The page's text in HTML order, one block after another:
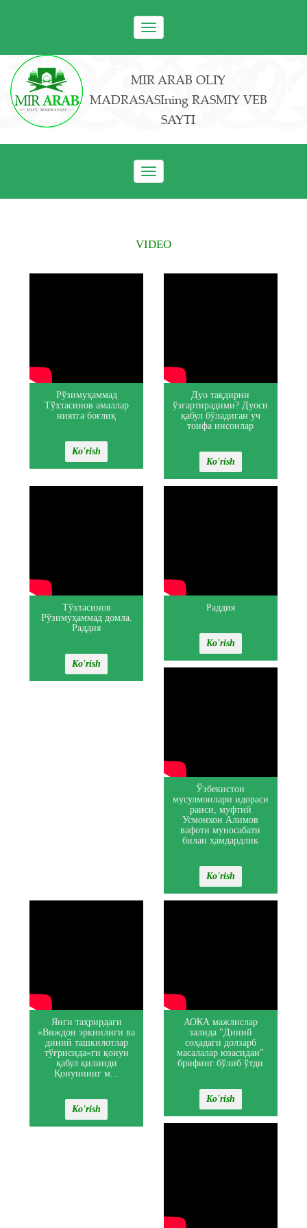
Toggle
navigation
MIR ARAB OLIY
MADRASASIning RASMIY VEB
SAYTI
Toggle
navigation
VIDEO
Рўзимуҳаммад
Тўхтасинов амаллар
ниятга боғлиқ
Ko'rish
Дуо тақдирни
ўзгартирадими? Дуоси
қабул бўладиган уч
тоифа инсонлар
Ko'rish
Тўхтасинов
Рўзимуҳаммад домла.
Раддия
Ko'rish
Раддия
Ko'rish
Ўзбекистон
мусулмонлари идораси
раиси, муфтий
Усмонхон Алимов
вафоти муносабати
билан ҳамдардлик
Ko'rish
Янги таҳрирдаги
«Виждон эркинлиги ва
диний ташкилотлар
тўғрисида»ги қонун
қабул қилинди
Қонуннинг м...
Ko'rish
АОКА мажлислар
залида "Диний
соҳадаги долзарб
масалалар юзасидан"
брифинг бўлиб ўтди
Ko'rish